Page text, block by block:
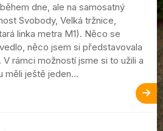
dne, ale na samosatný
Svobody, Velká tržnice,
linka metra M1). Něco se
něco jsem si představovala
rámci možností jsme si to užili a
měli ještě jeden...